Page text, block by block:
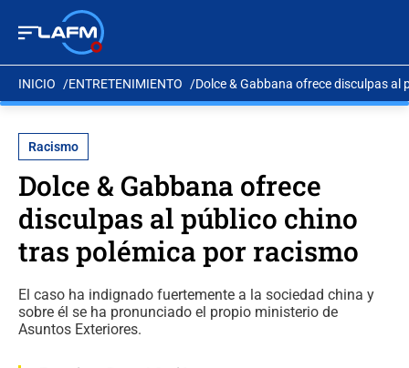
INICIO ENTRETENIMIENTO Dolce & Gabbana ofrece disculpas
Racismo
Dolce & Gabbana ofrece
disculpas al público chino
tras polémica por racismo
El caso ha indignado fuertemente a la sociedad china y
sobre él se ha pronunciado el propio ministerio de
Asuntos Exteriores.